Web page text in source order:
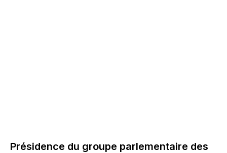
Présidence du groupe parlementaire des